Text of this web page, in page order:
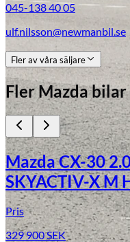
Skadeverkstad
045-138 40 05
ulf.nilsson@newmanbil.se
Fler av våra säljare
FlerMazdabilar
Mazda CX-30
SKYACTIV-X M
Pris
329 900SEK